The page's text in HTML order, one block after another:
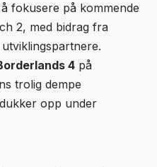
fokusere på kommende
2, med bidrag fra
4 på
trolig dempe
opp under